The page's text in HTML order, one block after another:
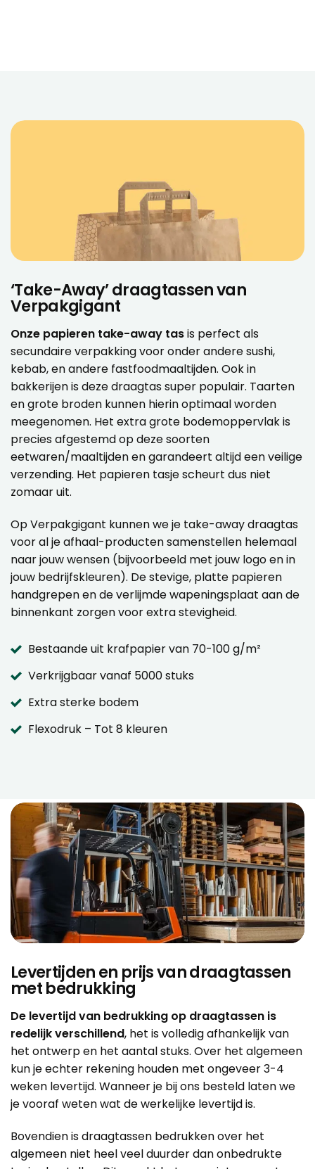
‘Take-Away’ draagtassen van
Verpakgigant
Onze papieren take-away tasis perfect als
secundaire verpakking voor onder andere sushi,
kebab, en andere fastfoodmaaltijden. Ook in
bakkerijen is deze draagtas super populair. Taarten
en grote broden kunnen hierin optimaal worden
meegenomen. Het extra grote bodemoppervlak is
precies afgestemd op deze soorten
eetwaren/maaltijden en garandeert altijd een veilige
verzending. Het papieren tasje scheurt dus niet
zomaar uit.
Op Verpakgigant kunnen we je take-away draagtas
voor al je afhaal-producten samenstellen helemaal
naar jouw wensen (bijvoorbeeld met jouw logo en in
jouw bedrijfskleuren). De stevige, platte papieren
handgrepen en de verlijmde wapeningsplaat aan de
binnenkant zorgen voor extra stevigheid.
Bestaande uit krafpapier van 70-100 g/m²
Verkrijgbaar vanaf 5000 stuks
Extra sterke bodem
Flexodruk – Tot 8 kleuren
Levertijden en prijs van draagtassen
met bedrukking
De levertijd van bedrukking op draagtassen is
redelijk verschillend, het is volledig afhankelijk van
het ontwerp en het aantal stuks. Over het algemeen
kun je echter rekening houden met ongeveer 3-4
weken levertijd. Wanneer je bij ons besteld laten we
je vooraf weten wat de werkelijke levertijd is.
Bovendien is draagtassen bedrukken over het
algemeen niet heel veel duurder dan onbedrukte